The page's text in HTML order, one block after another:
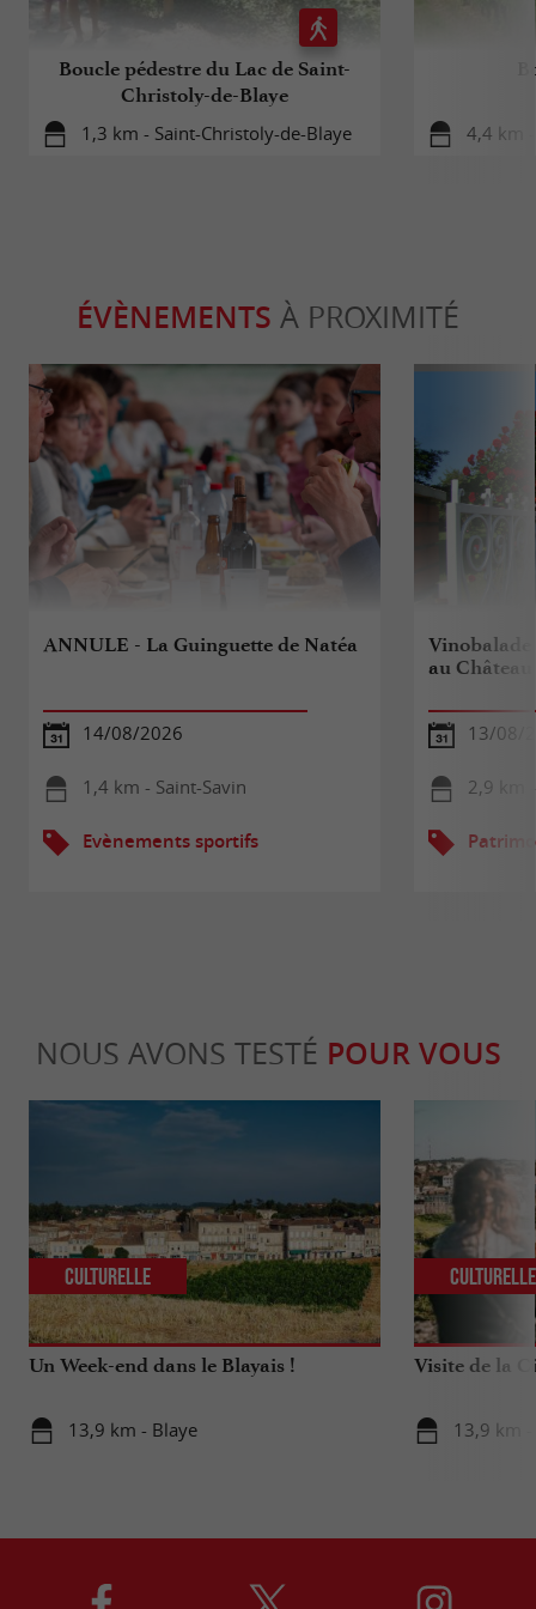
Boucle pédestre du Lac de Saint-
Christoly-de-Blaye
1,3 km - Saint-Christoly-de-Blaye 4,4 km
ÉVÈNEMENTS À PROXIMITÉ
ANNULE - La Guinguette de Natéa
14/08/2026
1,4 km - Saint-Savin
Evènements sportifs
Vinobalade
au Château
13/08/
2,9 km
NOUS AVONS TESTÉ POUR VOUS
Un Week-end dans le Blayais !
13,9 km - Blaye
Culturelle
Visite de la
13,9 km -
Culturelle